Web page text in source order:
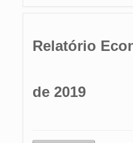
Relatório
de 2019